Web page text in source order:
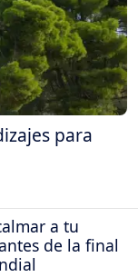
para
a tu
de la final